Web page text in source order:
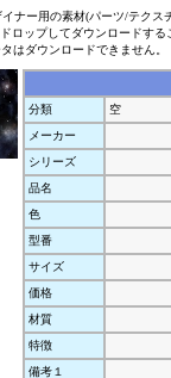
ナー用の素材(パーツ/テクス
ロップしてダウンロードす
はダウンロードできません。
分類
空
メーカー
シリーズ
品名
色
型番
サイズ
価格
材質
特徴
備考１